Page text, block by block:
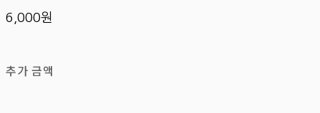
6,000원
추가 금액